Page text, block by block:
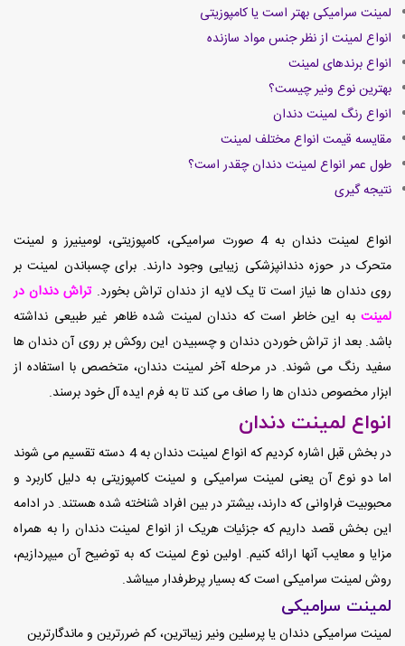
لمینت سرامیکی بهتر است یا کامپوزیتی
انواع لمینت از نظر جنس مواد سازنده
انواع برندهای لمینت
بهترین نوع ونیر چیست؟
انواع رنگ لمینت دندان
مقایسه قیمت انواع مختلف لمینت
طول عمر انواع لمینت دندان چقدر است؟
نتیجه گیری
انواع لمینت دندان
به 4 صورت سرامیکی، کامپوزیتی، لومینیرز و لمینت
متحرک در حوزه دندانپزشکی زیبایی وجود دارند. برای چسباندن لمینت بر
روی دندان ها نیاز است تا یک لایه از دندان تراش بخورد.تراش دندان در
لمینت به این خاطر است که دندان لمینت شده ظاهر غیر طبیعی نداشته
باشد. بعد از تراش خوردن دندان و چسبیدن این روکش بر روی آن دندان ها
سفید رنگ می شوند. در مرحله آخر لمینت دندان، متخصص با استفاده از
ابزار مخصوص دندان ها را صاف می کند تا به فرم ایده آل خود برسند.
انواع لمینت دندان
در بخش قبل اشاره کردیم که انواع لمینت دندان به 4 دسته تقسیم می شوند
اما دو نوع آن یعنی لمینت سرامیکی و لمینت کامپوزیتی به دلیل کاربرد و
محبوبیت فراوانی که دارند، بیشتر در بین افراد شناخته شده هستند. در ادامه
این بخش قصد داریم که جزئیات هریک از انواع لمینت دندان را به همراه
مزایا و معایب آنها ارائه کنیم. اولین نوع لمینت که به توضیح آن میپردازیم،
روش لمینت سرامیکی است که بسیار پرطرفدار میباشد.
لمینت سرامیکی
لمینت سرامیکی دندان یا پرسلین ونیر زیباترین، کم ضررترین و ماندگارترین